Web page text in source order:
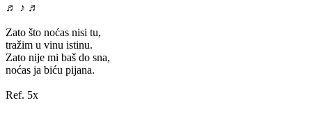
♬ ♪ ♬
Zato što noćas nisi tu,
tražim u vinu istinu.
Zato nije mi baš do sna,
noćas ja biću pijana.
Ref. 5x